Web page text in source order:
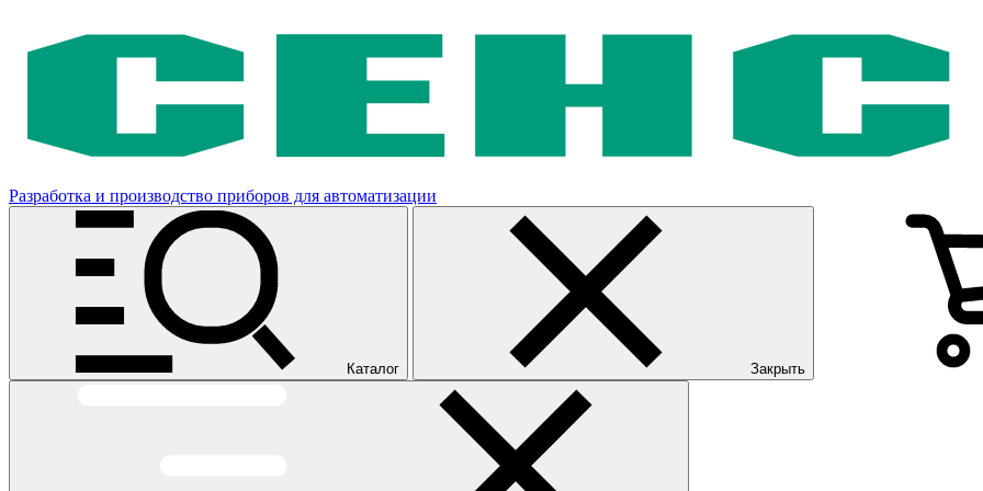
Разработка и производство приборов для автоматизации
Каталог Закрыть